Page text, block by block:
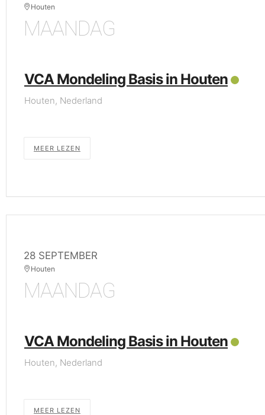
Houten
MAANDAG
VCA Mondeling Basis in Houten
Houten, Nederland
MEER LEZEN
28 SEPTEMBER
Houten
MAANDAG
VCA Mondeling Basis in Houten
Houten, Nederland
MEER LEZEN